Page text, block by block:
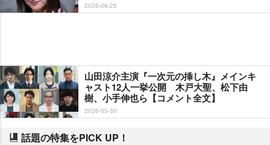
2026-06-25
山田涼介主演『一次元の挿し木』メインキ
ャスト12人一挙公開 木戸大聖、松下由
樹、小手伸也ら【コメント全文】
2026-05-30
話題の特集をPICK UP！